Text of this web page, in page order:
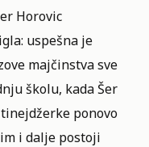
Horovic
uspešna je
majčinstva sve
školu, kada Šer
ponovo
i dalje postoji